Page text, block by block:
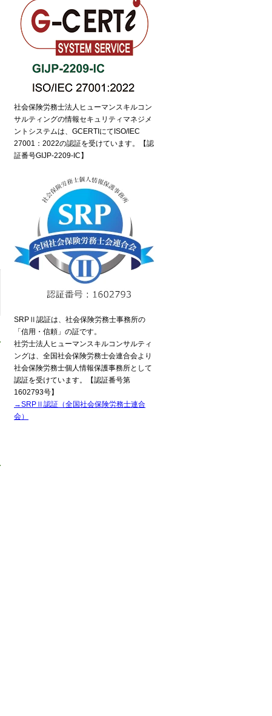
社会保険労務士法人ヒューマンスキルコン
サルティングの情報セキュリティマネジメ
ントシステムは、GCERTIにてISO/IEC
27001：2022の認証を受けています。【認
証番号GIJP-2209-IC】
SRPⅡ認証は、社会保険労務士事務所の
「信用・信頼」の証です。
社労士法人ヒューマンスキルコンサルティ
ングは、全国社会保険労務士会連合会より
社会保険労務士個人情報保護事務所として
認証を受けています。【認証番号第
1602793号】
→SRPⅡ認証（全国社会保険労務士連合
会）